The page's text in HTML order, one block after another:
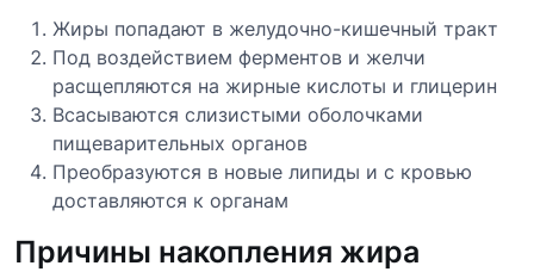
Жиры попадают в желудочно-кишечный тракт
Под воздействием ферментов и желчи
расщепляются на жирные кислоты и глицерин
Всасываются слизистыми оболочками
пищеварительных органов
Преобразуются в новые липиды и с кровью
доставляются к органам
Причины накопления жира